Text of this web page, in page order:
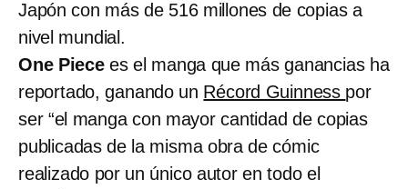
Japón con más de 516 millones de copias a
nivel mundial.
One Piecees el manga que más ganancias ha
reportado, ganando un Récord Guinness por
ser “el manga con mayor cantidad de copias
publicadas de la misma obra de cómic
realizado por un único autor en todo el